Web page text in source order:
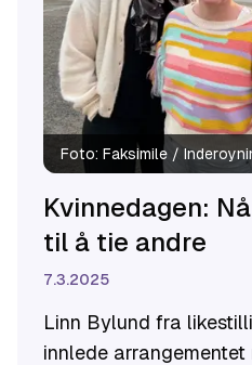
Foto: Faksimile /
Kvinnedagen:
til å tie andre
7.3.2025
Linn Bylund fra
innlede